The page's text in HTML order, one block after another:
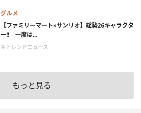
グルメ
【ファミリーマート×サンリオ】総勢26キャラクタ
ー!! 一度は...
＃トレンドニュース
もっと見る